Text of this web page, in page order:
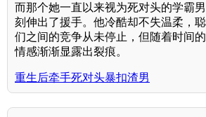
而那个她一直以来视为死对头的学霸
刻伸出了援手。他冷酷却不失温柔，
们之间的竞争从未停止，但随着时间
情感渐渐显露出裂痕。
重生后牵手死对头暴扣渣男